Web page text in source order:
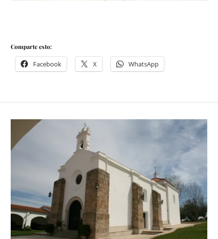
Comparte esto:
Facebook X WhatsApp